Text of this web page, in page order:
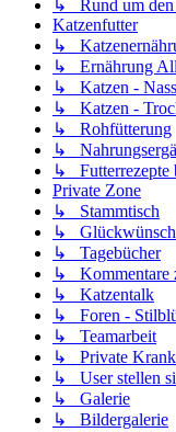
↳ Rund um den
Katzenfutter
↳
↳ Ernährung
↳ Katzen -
↳ Katzen -
↳ Rohfütterung
↳
↳ Futterrezepte
Private Zone
↳ Stammtisch
↳
↳ Tagebücher
↳ Kommentare
↳ Katzentalk
↳ Foren -
↳ Teamarbeit
↳ Private
↳ User stellen
↳ Galerie
↳ Bildergalerie